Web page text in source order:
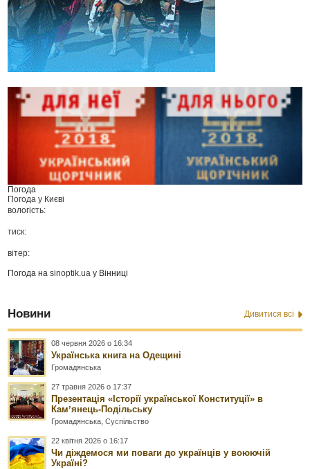
Погода
Погода у Києві
вологість:
тиск:
вітер:
Погода наsinoptik.ua у Вінниці
Новини Дивитися всі
08 червня 2026 о 16:34
Українська книга на Одещині
Громадянська
27 травня 2026 о 17:37
Презентація «Історії української Конституції» в
Камʼянець-Подільську
Громадянська ,Суспільство
22 квітня 2026 о 16:17
Чи діждемося ми поваги до українців у воюючій
Україні?